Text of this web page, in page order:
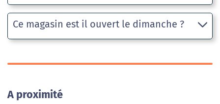
Ce magasin est il ouvert le dimanche ?
A proximité